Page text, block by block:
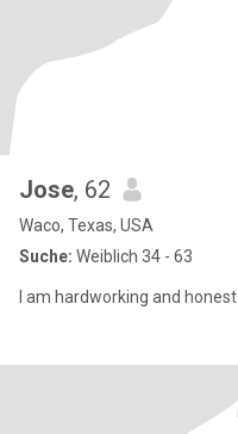
Jose, 62
Waco, Texas, USA
Suche: Weiblich 34 - 63
I am hardworking and honest